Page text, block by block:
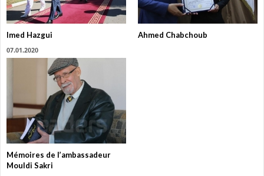
Imed Hazgui Ahmed Chabchoub
07.01.2020
Mémoires de l’ambassadeur
Mouldi Sakri